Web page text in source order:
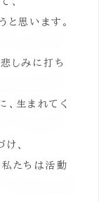
思います。
しみに打ち
生まれてく
、
私たちは活動